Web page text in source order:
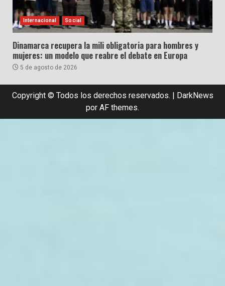
Internacional Social
Dinamarca recupera la mili obligatoria para hombres y
mujeres: un modelo que reabre el debate en Europa
5 de agosto de 2026
Copyright © Todos los derechos reservados. | DarkNews
por AF themes.